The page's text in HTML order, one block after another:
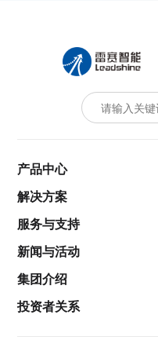
产品中心
解决方案
服务与支持
新闻与活动
集团介绍
投资者关系